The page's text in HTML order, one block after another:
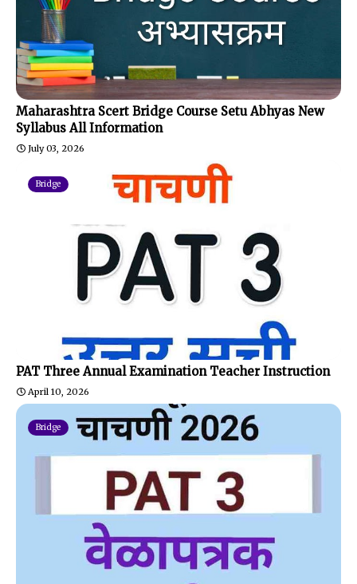
Maharashtra Scert Bridge Course Setu Abhyas New
Syllabus All Information
July 03, 2026
Bridge
PAT Three Annual Examination Teacher Instruction
April 10, 2026
Bridge